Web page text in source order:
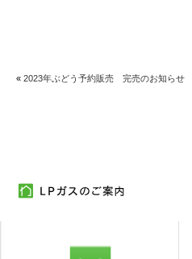
« 2023年ぶどう予約販売 完売のお知らせ